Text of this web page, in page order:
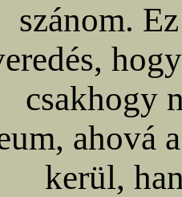
szánom.
csakhogy
ahová
kerül,